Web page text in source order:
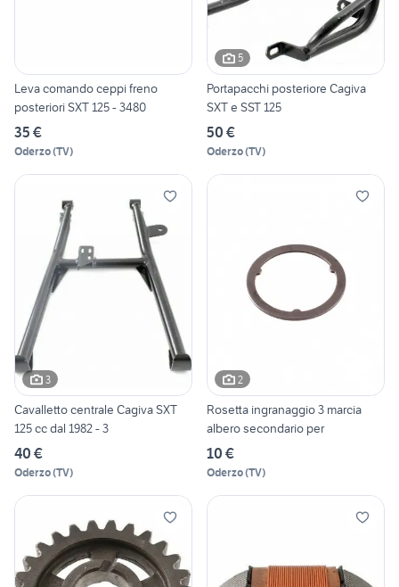
Leva comando ceppi freno
posteriori SXT 125 - 3480
35 €
Oderzo(TV)
5
Portapacchi posteriore Cagiva
SXT e SST 125
50 €
Oderzo(TV)
3
Cavalletto centrale Cagiva SXT
125 cc dal 1982 - 3
40 €
Oderzo(TV)
2
Rosetta ingranaggio 3 marcia
albero secondario per
10 €
Oderzo(TV)